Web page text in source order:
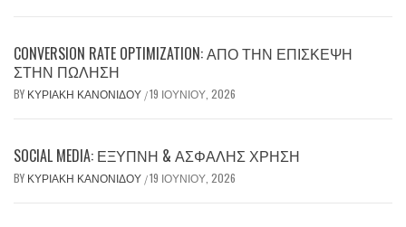
CONVERSION RATE OPTIMIZATION: ΑΠΌ ΤΗΝ ΕΠΊΣΚΕΨΗ
ΣΤΗΝ ΠΏΛΗΣΗ
BY ΚΥΡΙΑΚΉ ΚΑΝΟΝΊΔΟΥ /19 ΙΟΥΝΊΟΥ, 2026
SOCIAL MEDIA: ΈΞΥΠΝΗ & ΑΣΦΑΛΉΣ ΧΡΉΣΗ
BY ΚΥΡΙΑΚΉ ΚΑΝΟΝΊΔΟΥ /19 ΙΟΥΝΊΟΥ, 2026